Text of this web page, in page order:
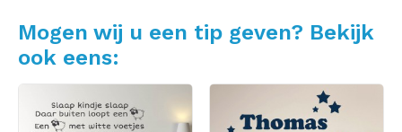
Mogen wij u een tip geven? Bekijk
ook eens: